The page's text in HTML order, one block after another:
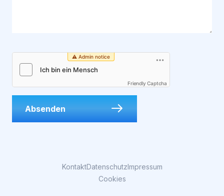
Friendly Captcha
Absenden
KontaktDatenschutzImpressum
Cookies